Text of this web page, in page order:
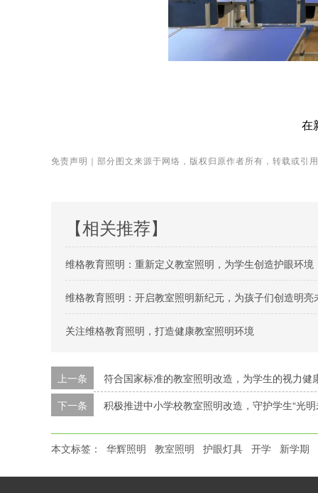
在
免责声明｜部分图文来源于网络，版权归原作者所有，转载或引
【相关推荐】
维格教育照明：重新定义教室照明，为学生创造护眼环境
维格教育照明：开启教室照明新纪元，为孩子们创造明亮
关注维格教育照明，打造健康教室照明环境
上一条
符合国家标准的教室照明改造，为学生的视力健
下一条
积极推进中小学校教室照明改造，守护学生“光明
本文标签： 华辉照明 教室照明 护眼灯具 开学 新学期